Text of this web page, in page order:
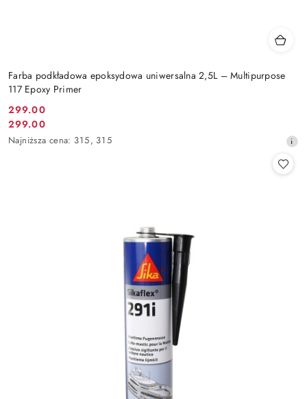
Farba podkładowa epoksydowa uniwersalna 2,5L – Multipurpose
117 Epoxy Primer
Cena
promocyjna:
299.00
Cena
promocyjna:
299.00
Najniższa
Najniższa cena: 315, 315